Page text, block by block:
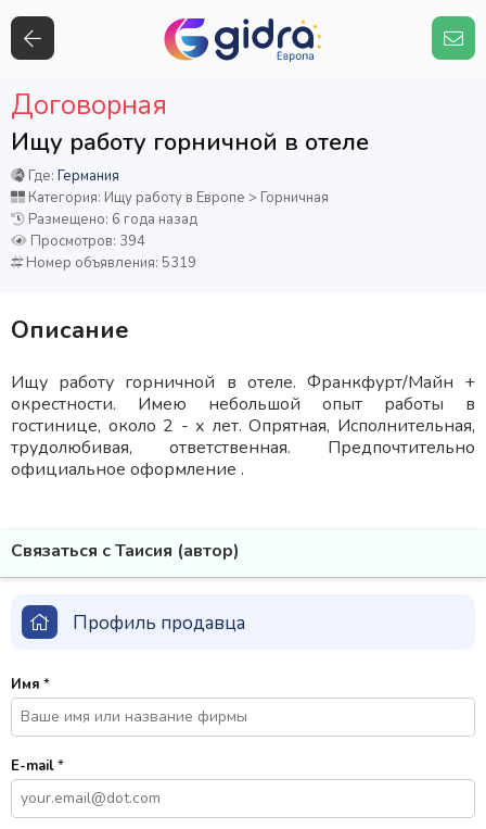
Ищу работу горничной в отеле
Договорная
Где: Германия
Категория: Ищу работу в Европе > Горничная
Размещено: 6 года назад
Просмотров: 394
Номер объявления: 5319
Описание
Ищу работу горничной в отеле. Франкфурт/Майн +
окрестности. Имею небольшой опыт работы в
гостинице, около 2 - х лет. Опрятная, Исполнительная,
трудолюбивая, ответственная. Предпочтительно
официальное оформление .
Связаться с Таисия (автор)
Профиль продавца
Имя *
E-mail*